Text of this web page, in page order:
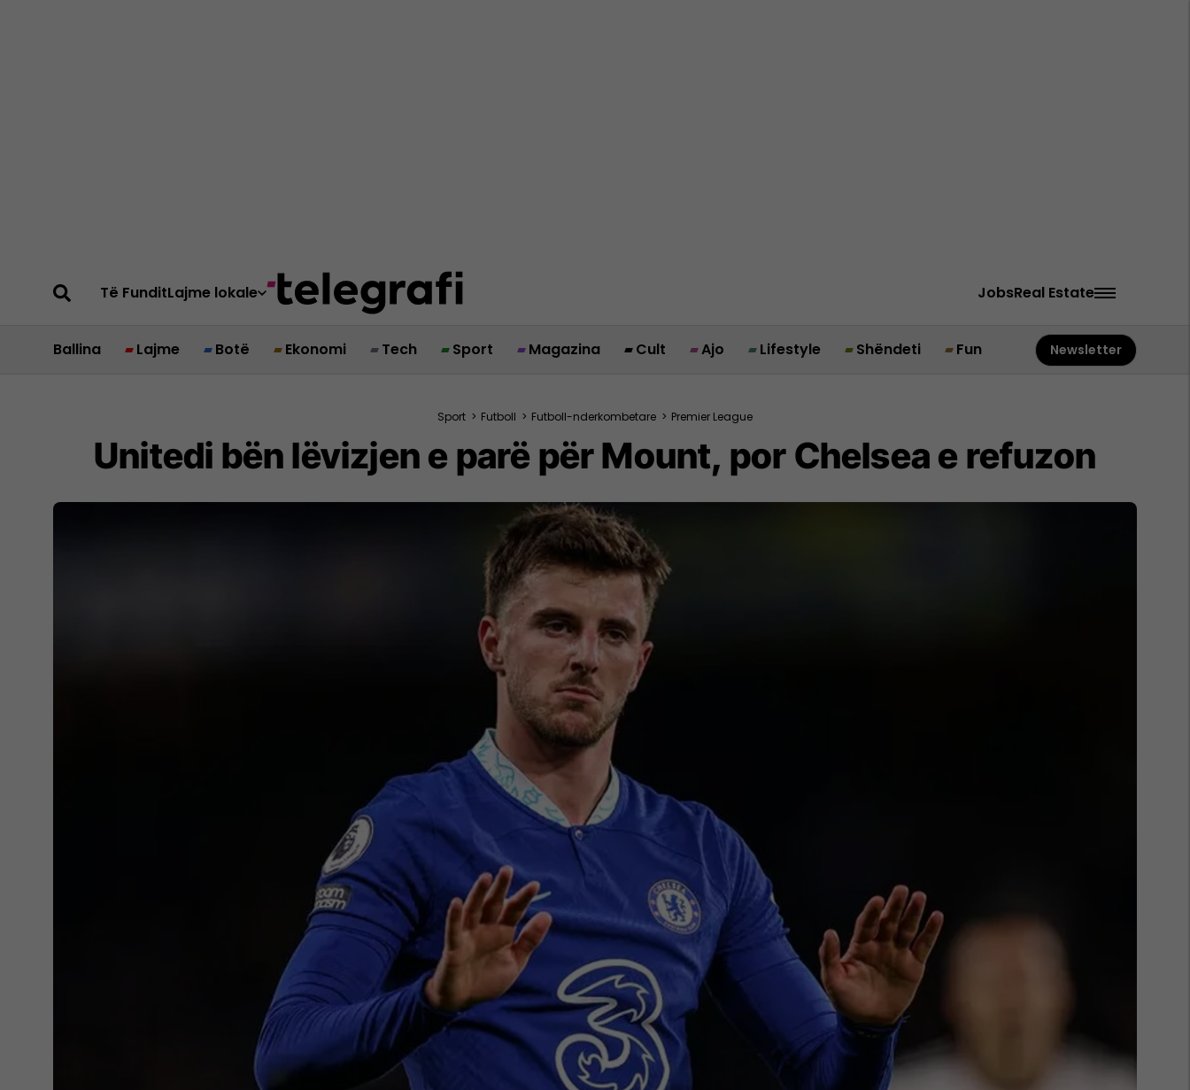
Të FunditLajme lokale JobsReal Estate
Ballina Lajme Botë Ekonomi Tech Sport Magazina Cult Ajo Lifestyle Shëndeti Fun Newsletter
Sport > Futboll > Futboll-nderkombetare > Premier League
Unitedi bën lëvizjen e parë për Mount, por Chelsea e refuzon